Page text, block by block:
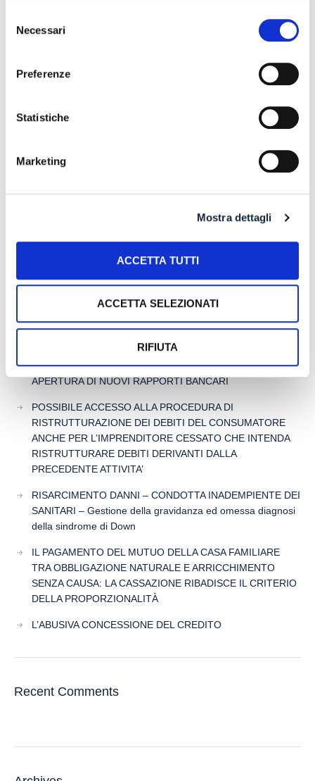
delNecessari
Preferenze
Statistiche
Marketing
Mostra dettagli
ACCETTA TUTTI
ACCETTA SELEZIONATI
RIFIUTA
24 July 2026
INADEMPIENTE DEI SANITARI – Gestione della
17 July 2026
Search
IL DDL S.1595: NUOVE REGOLE SULLA CHIUSURA DEI
CONTI CORRENTI E SULL’EVENTUALE RIFIUTO DI
APERTURA DI NUOVI RAPPORTI BANCARI
POSSIBILE ACCESSO ALLA PROCEDURA DI
RISTRUTTURAZIONE DEI DEBITI DEL CONSUMATORE
ANCHE PER L’IMPRENDITORE CESSATO CHE INTENDA
RISTRUTTURARE DEBITI DERIVANTI DALLA
PRECEDENTE ATTIVITA’
RISARCIMENTO DANNI – CONDOTTA INADEMPIENTE DEI
SANITARI – Gestione della gravidanza ed omessa diagnosi
della sindrome di Down
IL PAGAMENTO DEL MUTUO DELLA CASA FAMILIARE
TRA OBBLIGAZIONE NATURALE E ARRICCHIMENTO
SENZA CAUSA: LA CASSAZIONE RIBADISCE IL CRITERIO
DELLA PROPORZIONALITÀ
L’ABUSIVA CONCESSIONE DEL CREDITO
Recent Comments